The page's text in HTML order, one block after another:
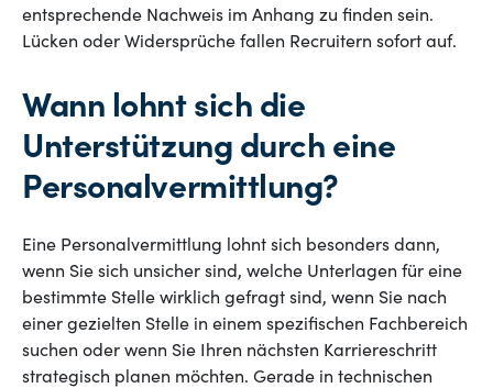
entsprechende Nachweis im Anhang zu finden sein.
Lücken oder Widersprüche fallen Recruitern sofort auf.
Wann lohnt sich die
Unterstützung durch eine
Personalvermittlung?
Eine Personalvermittlung lohnt sich besonders dann,
wenn Sie sich unsicher sind, welche Unterlagen für eine
bestimmte Stelle wirklich gefragt sind, wenn Sie nach
einer gezielten Stelle in einem spezifischen Fachbereich
suchen oder wenn Sie Ihren nächsten Karriereschritt
strategisch planen möchten. Gerade in technischen